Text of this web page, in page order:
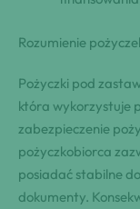
Rozumienie
Pożyczki pod
która wykorzystuje
zabezpieczenie
pożyczkobiorca
posiadać stabilne
dokumenty.